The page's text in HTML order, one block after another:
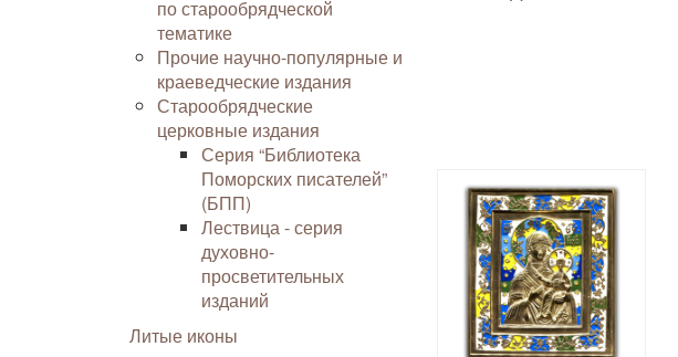
по старообрядческой
тематике
Прочие научно-популярные и
краеведческие издания
Старообрядческие
церковные издания
Серия “Библиотека
Поморских писателей”
(БПП)
Лествица - серия
духовно-
просветительных
изданий
Литые иконы